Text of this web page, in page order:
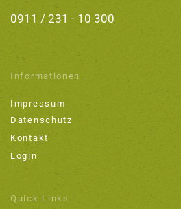
0911 / 231 - 10 300
Informationen
Impressum
Datenschutz
Kontakt
Login
Quick Links